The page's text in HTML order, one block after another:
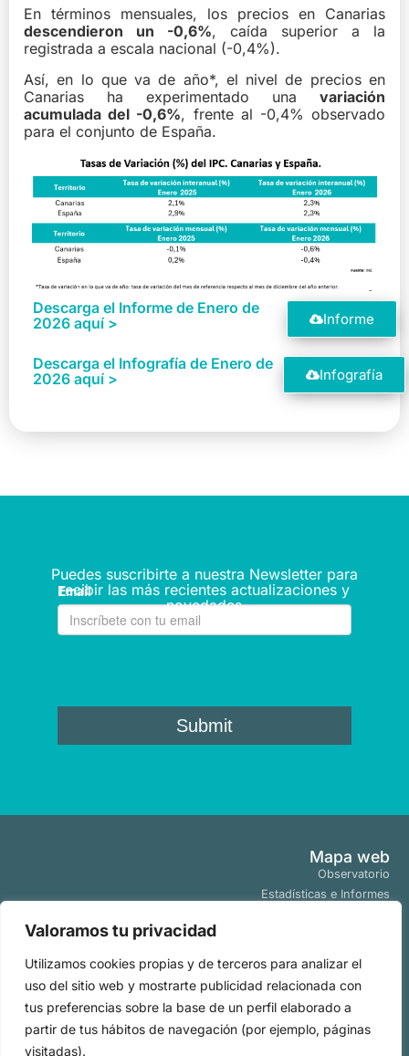
Valoramos tu privacidad
Utilizamos cookies propias y de terceros para analizar el
uso del sitio web y mostrarte publicidad relacionada con
tus preferencias sobre la base de un perfil elaborado a
partir de tus hábitos de navegación (por ejemplo, páginas
visitadas).
En términos mensuales, los precios en Canarias
descendieron un -0,6%, caída superior a la
registrada a escala nacional (-0,4%).
Así, en lo que va de año*, el nivel de precios en
Canarias ha experimentado una variación
acumulada del -0,6%, frente al -0,4% observado
para el conjunto de España.
Descarga el Informe de Enero de
2026 aquí >
Informe
Descarga el Infografía de Enero de
2026 aquí >
Infografía
Puedes suscribirte a nuestra Newsletter para
recibir las más recientes actualizaciones y
novedades
Mapa web
Observatorio
Estadísticas e Informes
Tendencias
Políticas
Aviso Legal